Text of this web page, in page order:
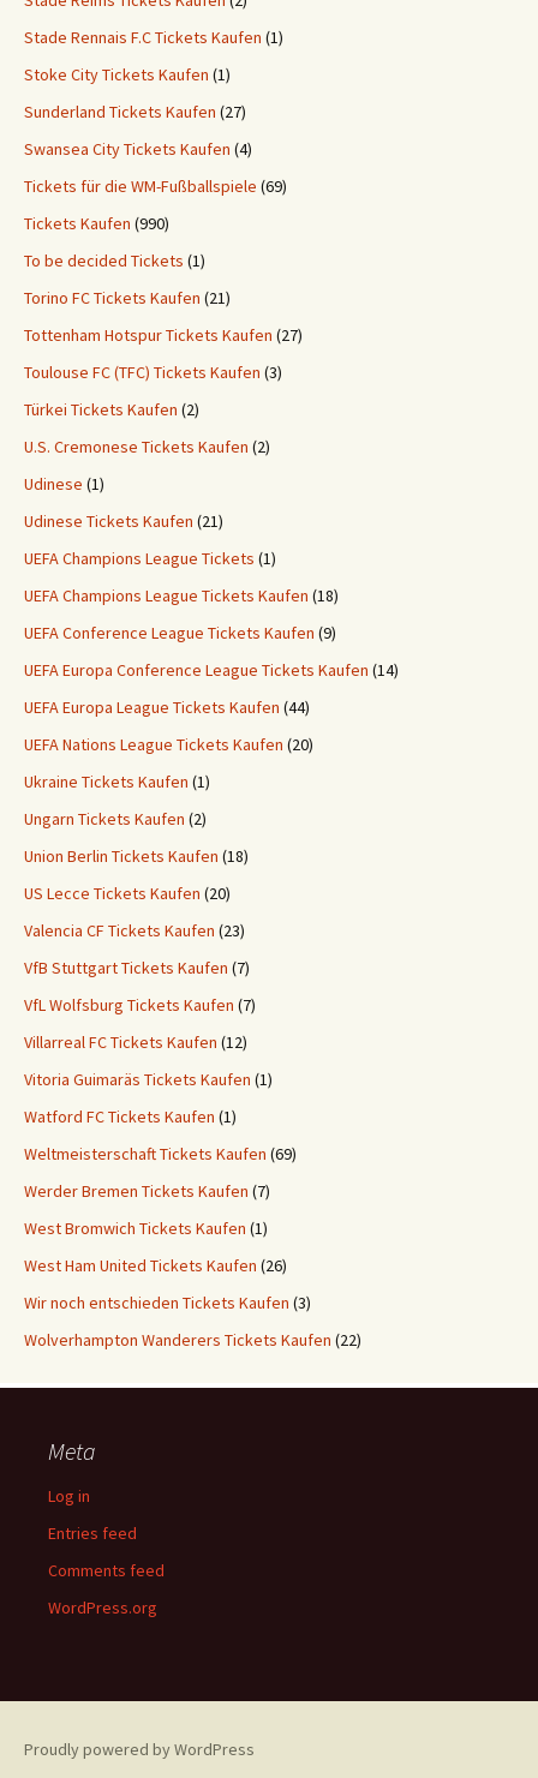
Stade Rennais F.C Tickets Kaufen (1)
Stoke City Tickets Kaufen (1)
Sunderland Tickets Kaufen (27)
Swansea City Tickets Kaufen (4)
Tickets für die WM-Fußballspiele (69)
Tickets Kaufen (990)
To be decided Tickets (1)
Torino FC Tickets Kaufen (21)
Tottenham Hotspur Tickets Kaufen (27)
Toulouse FC (TFC) Tickets Kaufen (3)
Türkei Tickets Kaufen (2)
U.S. Cremonese Tickets Kaufen (2)
Udinese (1)
Udinese Tickets Kaufen (21)
UEFA Champions League Tickets (1)
UEFA Champions League Tickets Kaufen (18)
UEFA Conference League Tickets Kaufen (9)
UEFA Europa Conference League Tickets Kaufen (14)
UEFA Europa League Tickets Kaufen (44)
UEFA Nations League Tickets Kaufen (20)
Ukraine Tickets Kaufen (1)
Ungarn Tickets Kaufen (2)
Union Berlin Tickets Kaufen (18)
US Lecce Tickets Kaufen (20)
Valencia CF Tickets Kaufen (23)
VfB Stuttgart Tickets Kaufen (7)
VfL Wolfsburg Tickets Kaufen (7)
Villarreal FC Tickets Kaufen (12)
Vitoria Guimaräs Tickets Kaufen (1)
Watford FC Tickets Kaufen (1)
Weltmeisterschaft Tickets Kaufen (69)
Werder Bremen Tickets Kaufen (7)
West Bromwich Tickets Kaufen (1)
West Ham United Tickets Kaufen (26)
Wir noch entschieden Tickets Kaufen (3)
Wolverhampton Wanderers Tickets Kaufen (22)
Meta
Log in
Entries feed
Comments feed
WordPress.org
Proudly powered by WordPress